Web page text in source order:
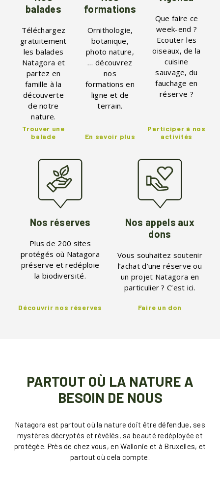
balades
Téléchargez
gratuitement
les balades
Natagora et
partez en
famille à la
découverte
de notre
nature.
Trouver une
balade
formations
Ornithologie,
botanique,
photo nature,
… découvrez
nos
formations en
ligne et de
terrain.
En savoir plus
Que faire ce
week-end ?
Ecouter les
oiseaux, de la
cuisine
sauvage, du
fauchage en
réserve ?
Participer à nos
activités
Nos réserves
Plus de 200 sites
protégés où Natagora
préserve et redéploie
la biodiversité.
Découvrir nos réserves
Nos appels aux
dons
Vous souhaitez soutenir
l’achat d’une réserve ou
un projet Natagora en
particulier ? C’est ici.
Faire un don
PARTOUT OÙ LA NATURE A
BESOIN DE NOUS
Natagora est partout où la nature doit être défendue, ses
mystères décryptés et révélés, sa beauté redéployée et
protégée. Près de chez vous, en Wallonie et à Bruxelles, et
partout où cela compte.